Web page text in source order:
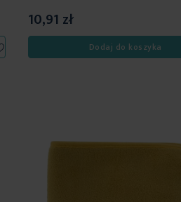
Dodaj
do
10,91 zł
Dodaj do koszyka